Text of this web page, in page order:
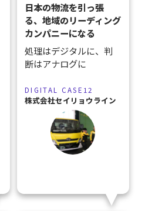
日本の物流を引っ張
る、地域のリーディング
カンパニーになる
処理はデジタルに、判
断はアナログに
DIGITAL CASE12
株式会社セイリョウライン